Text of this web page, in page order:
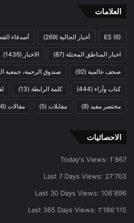
العلامات
ES (6) أخبار الجالية (269) أصدقاء
اخبار المناطق المحتلة (87) الاخبار (1436)
صحف عالمية (92) صندوق الرحمة، جمعية
كتاب وآراء (444) كلمة الرابطة (13)
مختصر مفيد (8) مقابلات (5) مقالات (66)
الاحصائيات
Today's Views: 1٬867
Last 7 Days Views: 27٬703
Last 30 Days Views: 106٬896
Last 365 Days Views: 1٬186٬115